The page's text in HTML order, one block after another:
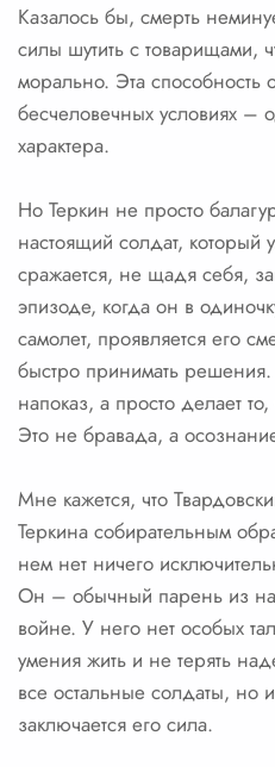
Казалось бы, смерть
силы шутить с товарищами,
морально. Эта способность
бесчеловечных условиях –
характера.
Но Теркин не просто
настоящий солдат, который
сражается, не щадя себя,
эпизоде, когда он в
самолет, проявляется его
быстро принимать
напоказ, а просто делает
Это не бравада, а
Мне кажется, что
Теркина собирательным
нем нет ничего
Он – обычный парень из
войне. У него нет особых
умения жить и не терять
все остальные солдаты, но
заключается его сила.